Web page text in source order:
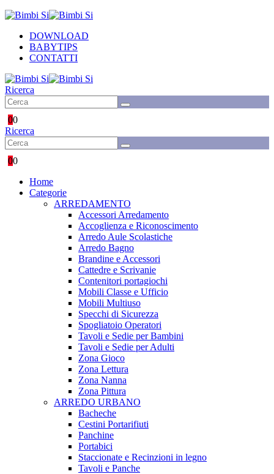
DOWNLOAD
BABYTIPS
CONTATTI
Ricerca
00
Ricerca
00
Home
Categorie
ARREDAMENTO
Accessori Arredamento
Accoglienza e Riconoscimento
Arredo Aule Scolastiche
Arredo Bagno
Brandine e Accessori
Cattedre e Scrivanie
Contenitori portagiochi
Mobili Classe e Ufficio
Mobili Multiuso
Specchi di Sicurezza
Spogliatoio Operatori
Tavoli e Sedie per Bambini
Tavoli e Sedie per Adulti
Zona Gioco
Zona Lettura
Zona Nanna
Zona Pittura
ARREDO URBANO
Bacheche
Cestini Portarifiuti
Panchine
Portabici
Staccionate e Recinzioni in legno
Tavoli e Panche